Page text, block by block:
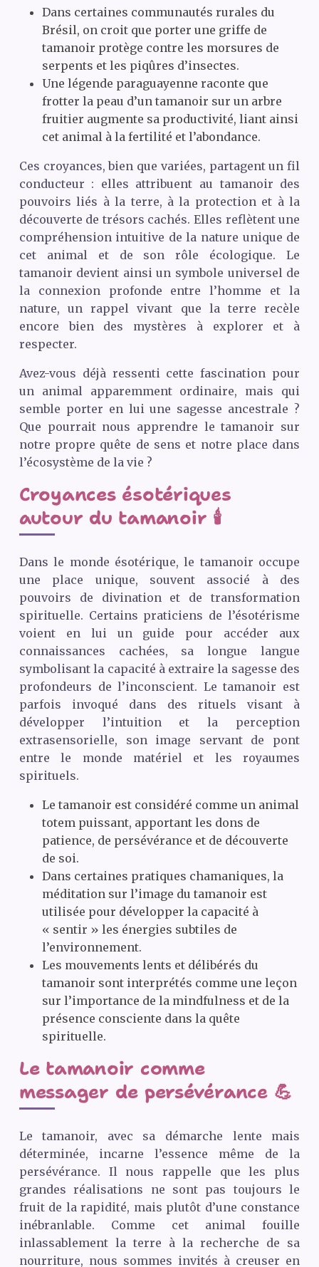
Dans certaines communautés rurales du
Brésil, on croit que porter une griffe de
tamanoir protège contre les morsures de
serpents et les piqûres d’insectes.
Une légende paraguayenne raconte que
frotter la peau d’un tamanoir sur un arbre
fruitier augmente sa productivité, liant ainsi
cet animal à la fertilité et l’abondance.
Ces croyances, bien que variées, partagent un fil
conducteur : elles attribuent au tamanoir des
pouvoirs liés à la terre, à la protection et à la
découverte de trésors cachés. Elles reflètent une
compréhension intuitive de la nature unique de
cet animal et de son rôle écologique. Le
tamanoir devient ainsi un symbole universel de
la connexion profonde entre l’homme et la
nature, un rappel vivant que la terre recèle
encore bien des mystères à explorer et à
respecter.
Avez-vous déjà ressenti cette fascination pour
un animal apparemment ordinaire, mais qui
semble porter en lui une sagesse ancestrale ?
Que pourrait nous apprendre le tamanoir sur
notre propre quête de sens et notre place dans
l’écosystème de la vie ?
Croyances ésotériques
autour du tamanoir 🕯️
Dans le monde ésotérique, le tamanoir occupe
une place unique, souvent associé à des
pouvoirs de divination et de transformation
spirituelle. Certains praticiens de l’ésotérisme
voient en lui un guide pour accéder aux
connaissances cachées, sa longue langue
symbolisant la capacité à extraire la sagesse des
profondeurs de l’inconscient. Le tamanoir est
parfois invoqué dans des rituels visant à
développer l’intuition et la perception
extrasensorielle, son image servant de pont
entre le monde matériel et les royaumes
spirituels.
Le tamanoir est considéré comme un animal
totem puissant, apportant les dons de
patience, de persévérance et de découverte
de soi.
Dans certaines pratiques chamaniques, la
méditation sur l’image du tamanoir est
utilisée pour développer la capacité à
« sentir » les énergies subtiles de
l’environnement.
Les mouvements lents et délibérés du
tamanoir sont interprétés comme une leçon
sur l’importance de la mindfulness et de la
présence consciente dans la quête
spirituelle.
Le tamanoir comme
messager de persévérance 💪
Le tamanoir, avec sa démarche lente mais
déterminée, incarne l’essence même de la
persévérance. Il nous rappelle que les plus
grandes réalisations ne sont pas toujours le
fruit de la rapidité, mais plutôt d’une constance
inébranlable. Comme cet animal fouille
inlassablement la terre à la recherche de sa
nourriture, nous sommes invités à creuser en